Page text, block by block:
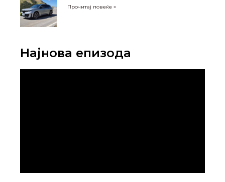
Прочитај повеќе »
Најнова епизода